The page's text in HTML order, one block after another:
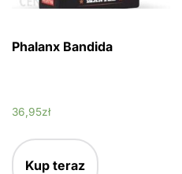
Phalanx Bandida
36,95zł
Kup teraz